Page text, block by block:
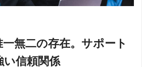
無二の存在。サポート
い信頼関係